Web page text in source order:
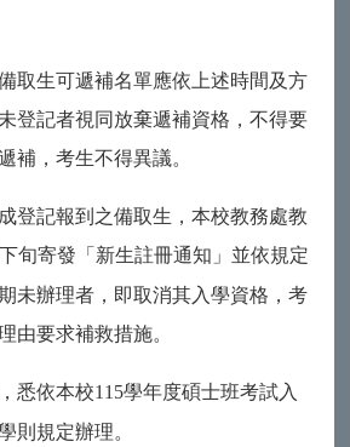
取生可遞補名單應依上述時間及方
登記者視同放棄遞補資格，不得要
補，考生不得異議。
登記報到之備取生，本校教務處教
旬寄發「新生註冊通知」並依規定
未辦理者，即取消其入學資格，考
由要求補救措施。
悉依本校115學年度碩士班考試入
則規定辦理。